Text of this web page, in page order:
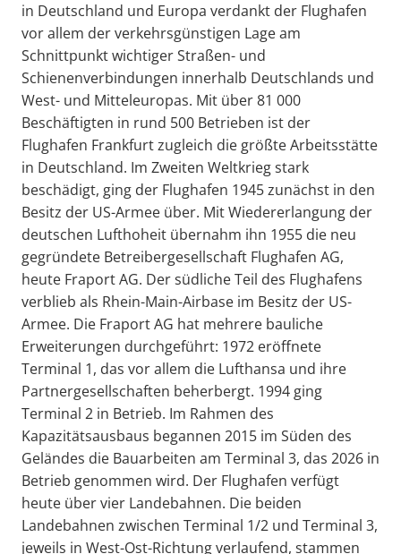
in Deutschland und Europa verdankt der Flughafen
vor allem der verkehrsgünstigen Lage am
Schnittpunkt wichtiger Straßen- und
Schienenverbindungen innerhalb Deutschlands und
West- und Mitteleuropas. Mit über 81 000
Beschäftigten in rund 500 Betrieben ist der
Flughafen Frankfurt zugleich die größte Arbeitsstätte
in Deutschland. Im Zweiten Weltkrieg stark
beschädigt, ging der Flughafen 1945 zunächst in den
Besitz der US-Armee über. Mit Wiedererlangung der
deutschen Lufthoheit übernahm ihn 1955 die neu
gegründete Betreibergesellschaft Flughafen AG,
heute Fraport AG. Der südliche Teil des Flughafens
verblieb als Rhein-Main-Airbase im Besitz der US-
Armee. Die Fraport AG hat mehrere bauliche
Erweiterungen durchgeführt: 1972 eröffnete
Terminal 1, das vor allem die Lufthansa und ihre
Partnergesellschaften beherbergt. 1994 ging
Terminal 2 in Betrieb. Im Rahmen des
Kapazitätsausbaus begannen 2015 im Süden des
Geländes die Bauarbeiten am Terminal 3, das 2026 in
Betrieb genommen wird. Der Flughafen verfügt
heute über vier Landebahnen. Die beiden
Landebahnen zwischen Terminal 1/2 und Terminal 3,
jeweils in West-Ost-Richtung verlaufend, stammen